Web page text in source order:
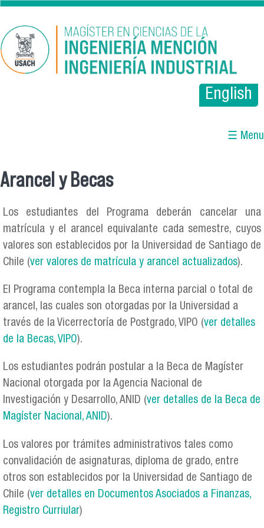
Pasar al contenido principal
English
☰ Menu
Se encuentra usted aquí
Arancel y Becas
Los estudiantes del Programa deberán cancelar una
matrícula y el arancel equivalante cada semestre, cuyos
valores son establecidos por la Universidad de Santiago de
Chile (ver valores de matrícula y arancel actualizados).
El Programa contempla la Beca interna parcial o total de
arancel, las cuales son otorgadas por la Universidad a
través de la Vicerrectoría de Postgrado, VIPO (ver detalles
de la Becas, VIPO).
Los estudiantes podrán postular a la Beca de Magíster
Nacional otorgada por la Agencia Nacional de
Investigación y Desarrollo, ANID (ver detalles de la Beca de
Magíster Nacional, ANID).
Los valores por trámites administrativos tales como
convalidación de asignaturas, diploma de grado, entre
otros son establecidos por la Universidad de Santiago de
Chile (ver detalles en Documentos Asociados a Finanzas,
Registro Curriular)